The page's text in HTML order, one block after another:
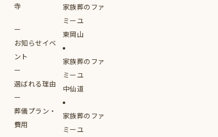
寺
お知らせイベ
ント
選ばれる理由
葬儀プラン・
費用
家族葬のファ
ミーユ
東岡山
家族葬のファ
ミーユ
中仙道
家族葬のファ
ミーユ